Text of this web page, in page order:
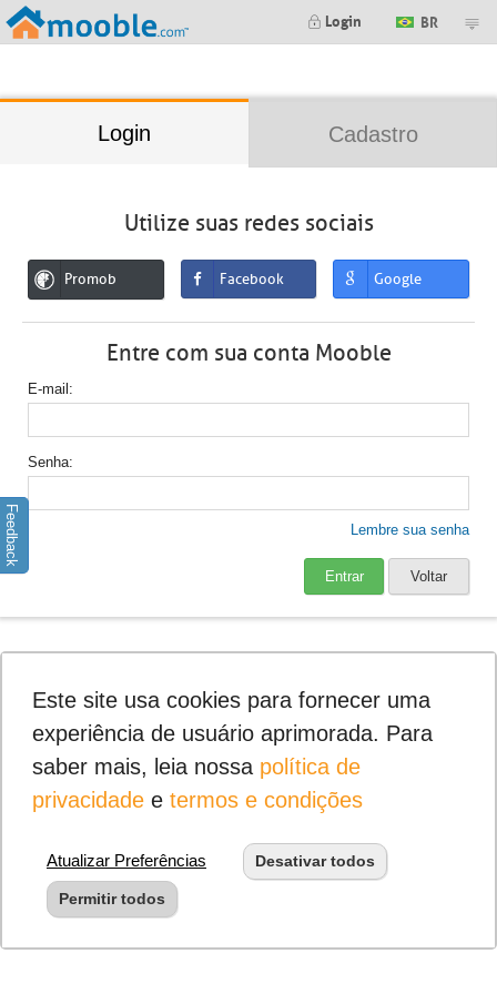
Login BR
Login Cadastro
Utilize suas redes sociais
Promob Facebook Google
Entre com sua conta Mooble
E-mail
Senha
Lembre sua senha
Entrar Voltar
Feedback
Este site usa cookies para fornecer uma
experiência de usuário aprimorada. Para
saber mais, leia nossa política de
privacidadee termos e condições
Atualizar Preferências Desativar todos
Permitir todos